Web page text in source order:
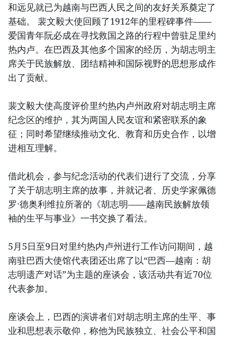
和远见就已为越南与巴西人民之间的友好关系奠定了
基础。 裴文毅大使回顾了1912年的里程碑事件——
爱国青年阮必成在寻找救国之路的行程中曾驻足里约
热内卢。在巴西及其他多个国家的经历，为胡志明主
席关于民族解放、团结精神和国际视野的思想形成作
出了贡献。
裴文毅大使高度评价里约热内卢州政府对胡志明主席
纪念区的维护，其为两国人民友谊和紧密联系的象
征；同时希望继续推动文化、教育和历史合作，以增
进相互理解。
借此机会，参与纪念活动的代表们进行了交流，分享
了关于胡志明主席的故事，并就记者、历史学家佩德
罗·德奥利维拉所著的《胡志明——越南民族解放领
袖的生平与事业》一书交换了看法。
5月5日至9日对里约热内卢州进行工作访问期间，越
南驻巴西大使馆代表团还出席了以“巴西—越南：胡
志明遗产对话”为主题的座谈会，该活动共有近70位
代表参加。
座谈会上，巴西的演讲者们对胡志明主席的生平、事
业和思想表示敬仰，称他为民族独立、社会公平和国